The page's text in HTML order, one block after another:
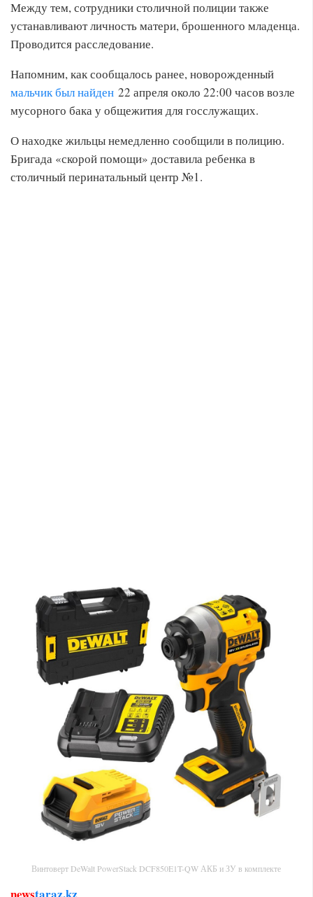
Между тем, сотрудники столичной полиции также
устанавливают личность матери, брошенного младенца.
Проводится расследование.
Напомним, как сообщалось ранее, новорожденный
мальчик был найден 22 апреля около 22:00 часов возле
мусорного бака у общежития для госслужащих.
О находке жильцы немедленно сообщили в полицию.
Бригада «скорой помощи» доставила ребенка в
столичный перинатальный центр №1.
Винтоверт DeWalt PowerStack DCF850E1T-QW АКБ и ЗУ в комплекте